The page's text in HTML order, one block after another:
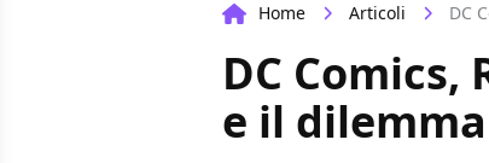
Home Articoli DC
DC Comics,
e il